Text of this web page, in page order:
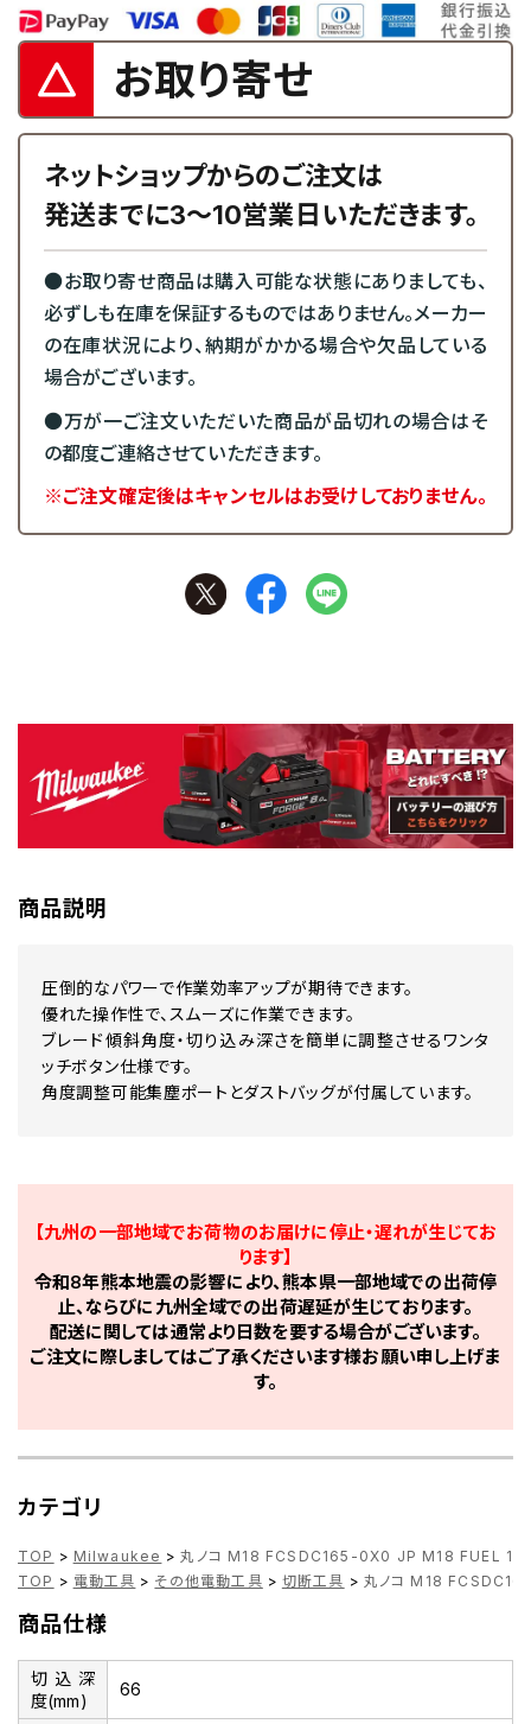
お取り寄せ
ネットショップからのご注文は
発送までに3～10営業日いただきます。
●お取り寄せ商品は購入可能な状態にありましても、
必ずしも在庫を保証するものではありません。メーカー
の在庫状況により、納期がかかる場合や欠品している
場合がございます。
●万が一ご注文いただいた商品が品切れの場合はそ
の都度ご連絡させていただきます。
※ご注文確定後はキャンセルはお受けしておりません。
商品説明
圧倒的なパワーで作業効率アップが期待できます。
優れた操作性で、スムーズに作業できます。
ブレード傾斜角度・切り込み深さを簡単に調整させるワンタ
ッチボタン仕様です。
角度調整可能集塵ポートとダストバッグが付属しています。
【九州の一部地域でお荷物のお届けに停止・遅れが生じてお
ります】
令和8年熊本地震の影響により、熊本県一部地域での出荷停
止、ならびに九州全域での出荷遅延が生じております。
配送に関しては通常より日数を要する場合がございます。
ご注文に際しましてはご了承くださいます様お願い申し上げま
す。
カテゴリ
TOP > Milwaukee > 丸ノコ M18 FCSDC165-0X0 JP M18 FUEL
TOP > 電動工具 > その他電動工具 > 切断工具 > 丸ノコ M18
商品仕様
切込深
度(mm)
66